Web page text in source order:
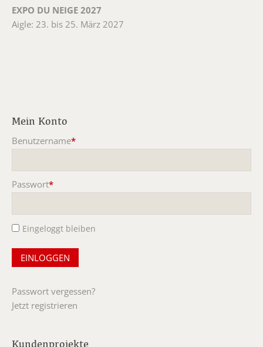
EXPO DU NEIGE 2027
Aigle: 23. bis 25. März 2027
Mein Konto
Benutzername*
Passwort*
Eingeloggt bleiben
Passwort vergessen?
Jetzt registrieren
Kundenprojekte